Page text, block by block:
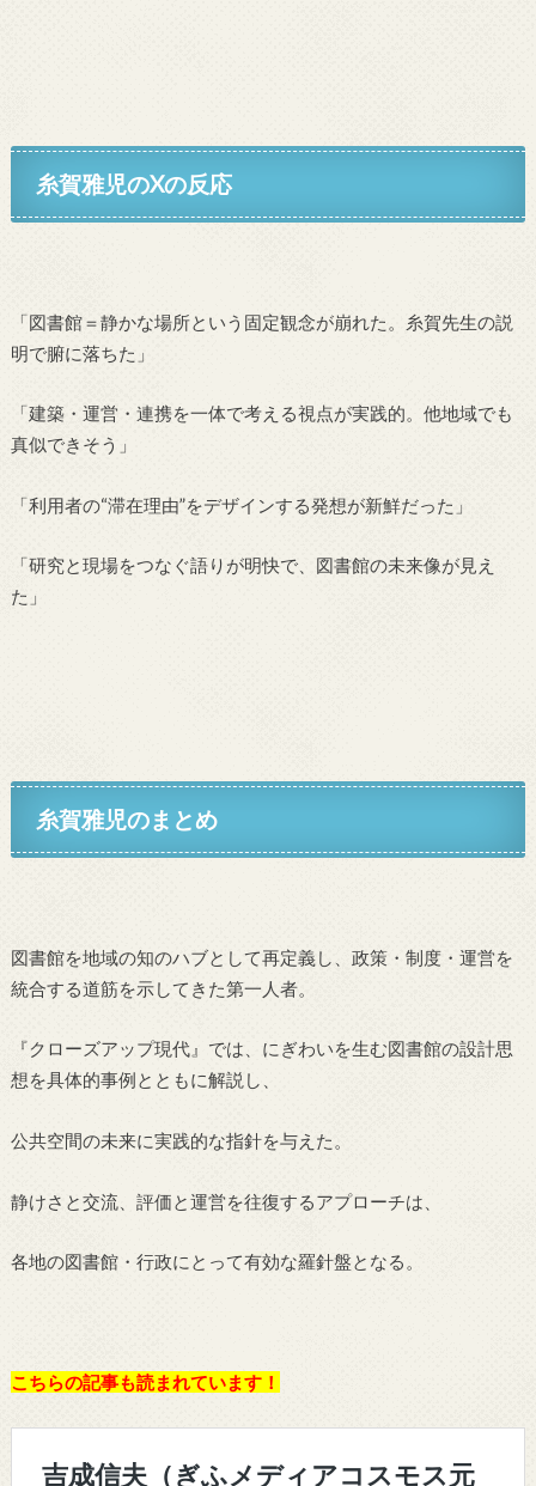
糸賀雅児のXの反応
「図書館＝静かな場所という固定観念が崩れた。糸賀先生の説
明で腑に落ちた」
「建築・運営・連携を一体で考える視点が実践的。他地域でも
真似できそう」
「利用者の“滞在理由”をデザインする発想が新鮮だった」
「研究と現場をつなぐ語りが明快で、図書館の未来像が見え
た」
糸賀雅児のまとめ
図書館を地域の知のハブとして再定義し、政策・制度・運営を
統合する道筋を示してきた第一人者。
『クローズアップ現代』では、にぎわいを生む図書館の設計思
想を具体的事例とともに解説し、
公共空間の未来に実践的な指針を与えた。
静けさと交流、評価と運営を往復するアプローチは、
各地の図書館・行政にとって有効な羅針盤となる。
こちらの記事も読まれています！